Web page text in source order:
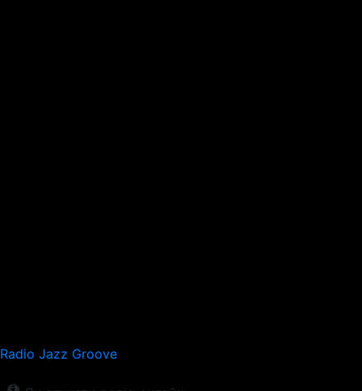
Radio Jazz Groove